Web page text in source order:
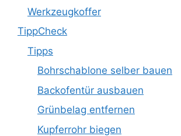
Werkzeugkoffer
TippCheck
Tipps
Bohrschablone selber bauen
Backofentür ausbauen
Grünbelag entfernen
Kupferrohr biegen